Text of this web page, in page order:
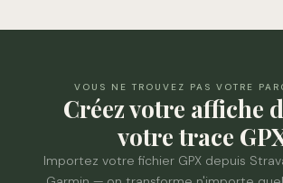
VOUS NE TROUVEZ PAS VOTRE
Créez votre affiche
votre trace
Importez votre fichier GPX depuis